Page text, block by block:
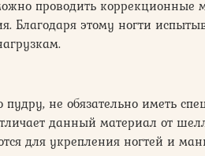
проводить коррекционные
Благодаря этому ногти
не обязательно иметь
данный материал от
для укрепления ногтей и